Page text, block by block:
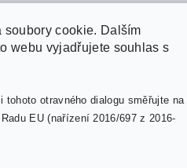
PaperModel.cz
soubory cookie. Dalším
webu vyjadřujete souhlas s
otravného dialogu směřujte na
EU (nařízení 2016/697 z 2016-